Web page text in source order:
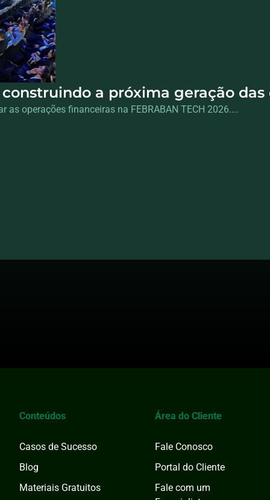
construindo a próxima geração
operações financeiras na FEBRABAN TECH 2026....
Conteúdos
Casos de Sucesso
Blog
Materiais Gratuitos
Área do Cliente
Fale Conosco
Portal do Cliente
Fale com um